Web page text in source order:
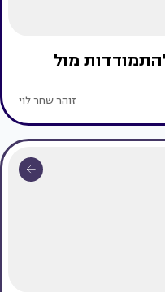
מול
זוהר שחר לוי